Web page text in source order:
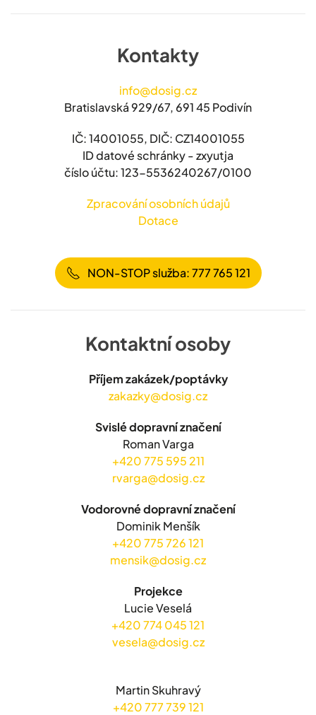
Kontakty
info@dosig.cz
Bratislavská 929/67, 691 45 Podivín
IČ: 14001055, DIČ: CZ14001055
ID datové schránky - zxyutja
číslo účtu: 123-5536240267/0100
Zpracování osobních údajů
Dotace
NON-STOP služba: 777 765 121
Kontaktní osoby
Příjem zakázek/poptávky
zakazky@dosig.cz
Svislé dopravní značení
Roman Varga
+420 775 595 211
rvarga@dosig.cz
Vodorovné dopravní značení
Dominik Menšík
+420 775 726 121
mensik@dosig.cz
Projekce
Lucie Veselá
+420 774 045 121
vesela@dosig.cz
Martin Skuhravý
+420 777 739 121